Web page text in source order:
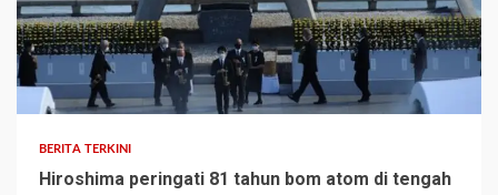
BERITA TERKINI
Hiroshima peringati 81 tahun bom atom di tengah